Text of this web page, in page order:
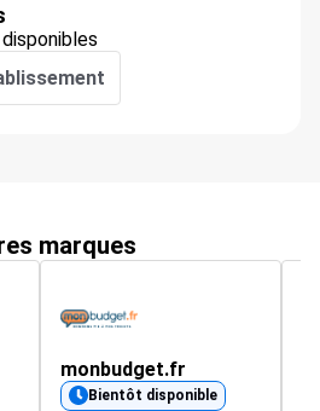
marques
monbudget.fr
Bientôt disponible